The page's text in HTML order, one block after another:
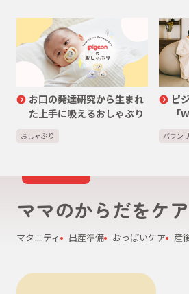
お口の発達研究から生まれ
た上手に吸えるおしゃぶり
おしゃぶり
ピ
「
バウンサ
ママのからだをケ
マタニティ 出産準備 おっぱいケア 産